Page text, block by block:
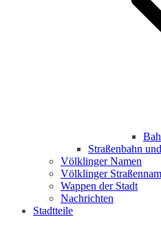
Straßenbahn
Völklinger Namen
Völklinger
Wappen der Stadt
Nachrichten
Stadtteile